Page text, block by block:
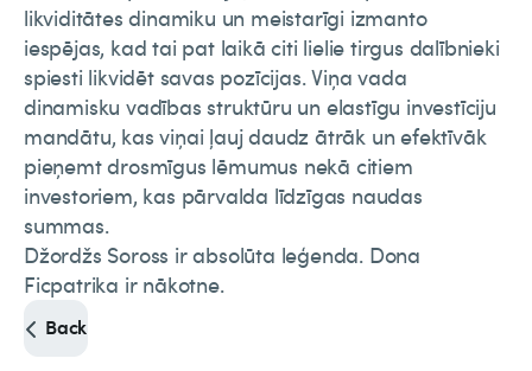
likviditātes dinamiku un meistarīgi izmanto
iespējas, kad tai pat laikā citi lielie tirgus dalībnieki
spiesti likvidēt savas pozīcijas. Viņa vada
dinamisku vadības struktūru un elastīgu investīciju
mandātu, kas viņai ļauj daudz ātrāk un efektīvāk
pieņemt drosmīgus lēmumus nekā citiem
investoriem, kas pārvalda līdzīgas naudas
summas.
Džordžs Soross ir absolūta leģenda. Dona
Ficpatrika ir nākotne.
Back